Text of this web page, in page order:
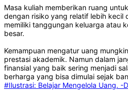
Masa kuliah memberikan ruang
dengan risiko yang relatif lebih kecil
memiliki tanggungan keluarga atau
besar.
Kemampuan mengatur uang
prestasi akademik. Namun dalam
finansial yang baik sering menjadi
berharga yang bisa dimulai sejak
#Ilustrasi: Belajar Mengelola Uang. -